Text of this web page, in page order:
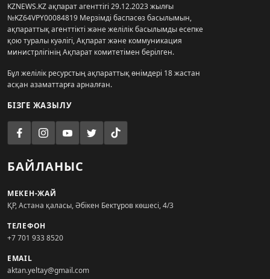
KZNEWS.KZ ақпарат агенттігі 29.12.2023 жылғы
№KZ64VPY00084819 Мерзімді баспасөз басылымын,
ақпараттық агенттікті және желілік басылымды есепке
қою туралы куәлігі, Ақпарат және коммуникация
министрлігінің Ақпарат комитетімен берілген.
Бұл желілік ресурстың ақпараттық өнімдері 18 жастан
асқан азаматтарға арналған.
БІЗГЕ ЖАЗЫЛУ
БАЙЛАНЫС
МЕКЕН-ЖАЙ
ҚР, Астана қаласы, Әбікен Бектұров көшесі, 4/3
ТЕЛЕФОН
+7 701 933 8520
EMAIL
aktan.yeltay@gmail.com